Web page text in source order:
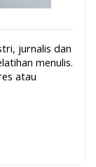
jurnalis dan
menulis.
atau